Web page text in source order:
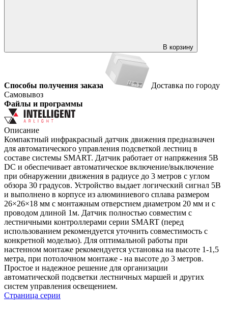
В корзину
Способы получения заказа
Доставка по городу
Самовывоз
Файлы и программы
Описание
Компактный инфракрасный датчик движения предназначен
для автоматического управления подсветкой лестниц в
составе системы SMART. Датчик работает от напряжения 5В
DC и обеспечивает автоматическое включение/выключение
при обнаружении движения в радиусе до 3 метров с углом
обзора 30 градусов. Устройство выдает логический сигнал 5В
и выполнено в корпусе из алюминиевого сплава размером
26×26×18 мм с монтажным отверстием диаметром 20 мм и с
проводом длиной 1м. Датчик полностью совместим с
лестничными контроллерами серии SMART (перед
использованием рекомендуется уточнить совместимость с
конкретной моделью). Для оптимальной работы при
настенном монтаже рекомендуется установка на высоте 1-1,5
метра, при потолочном монтаже - на высоте до 3 метров.
Простое и надежное решение для организации
автоматической подсветки лестничных маршей и других
систем управления освещением.
Страница серии